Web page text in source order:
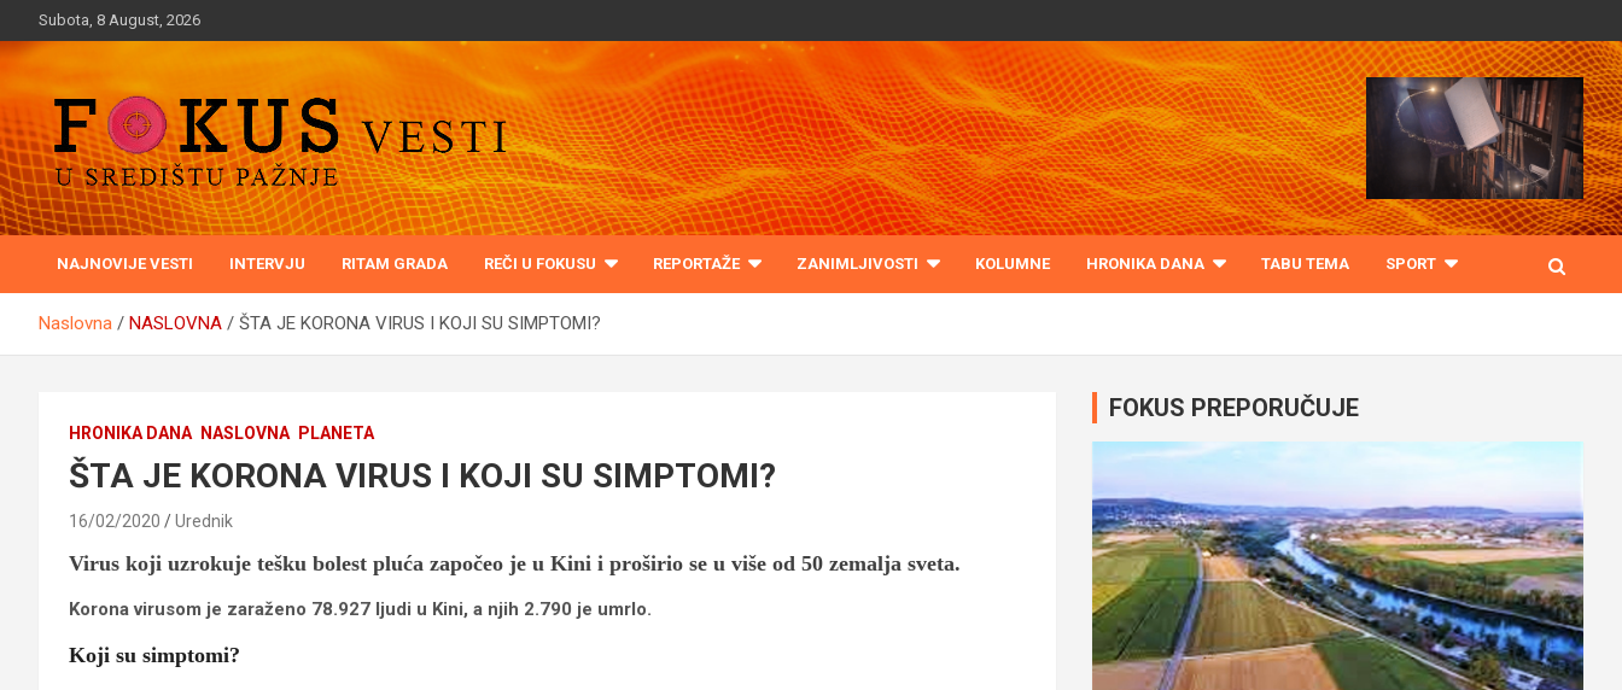
to
Subota, 8 August, 2026
Fokusvesti
U središtu pažnje
NAJNOVIJE VESTI INTERVJU RITAM GRADA REČI U FOKUSU REPORTAŽE ZANIMLJIVOSTI KOLUMNE HRONIKA DANA TABU TEMA SPORT
Naslovna NASLOVNA ŠTA JE KORONA VIRUS I KOJI SU SIMPTOMI?
HRONIKA DANA NASLOVNA PLANETA
ŠTA JE KORONA VIRUS I KOJI SU SIMPTOMI?
16/02/2020 Urednik
Virus koji uzrokuje tešku bolest pluća započeo je u Kini i proširio se u više od 50 zemalja sveta.
Korona virusom je zaraženo 78.927 ljudi u Kini, a njih 2.790 je umrlo.
Koji su simptomi?
FOKUS PREPORUČUJE